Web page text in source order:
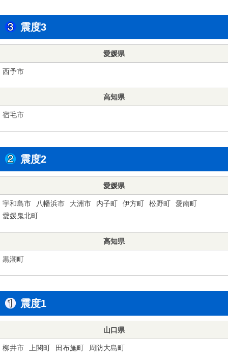
震度3
愛媛県
西予市
高知県
宿毛市
震度2
愛媛県
宇和島市 八幡浜市 大洲市 内子町 伊方町 松野町
愛南町
愛媛鬼北町
高知県
黒潮町
震度1
山口県
柳井市 上関町 田布施町 周防大島町